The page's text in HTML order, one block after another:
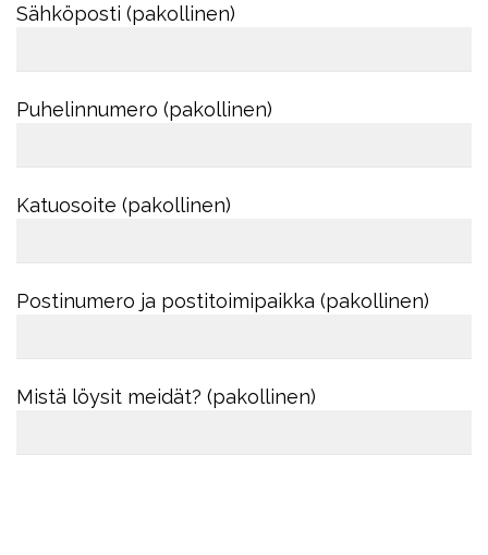
Sähköposti (pakollinen)
Puhelinnumero (pakollinen)
Katuosoite (pakollinen)
Postinumero ja postitoimipaikka (pakollinen)
Mistä löysit meidät? (pakollinen)